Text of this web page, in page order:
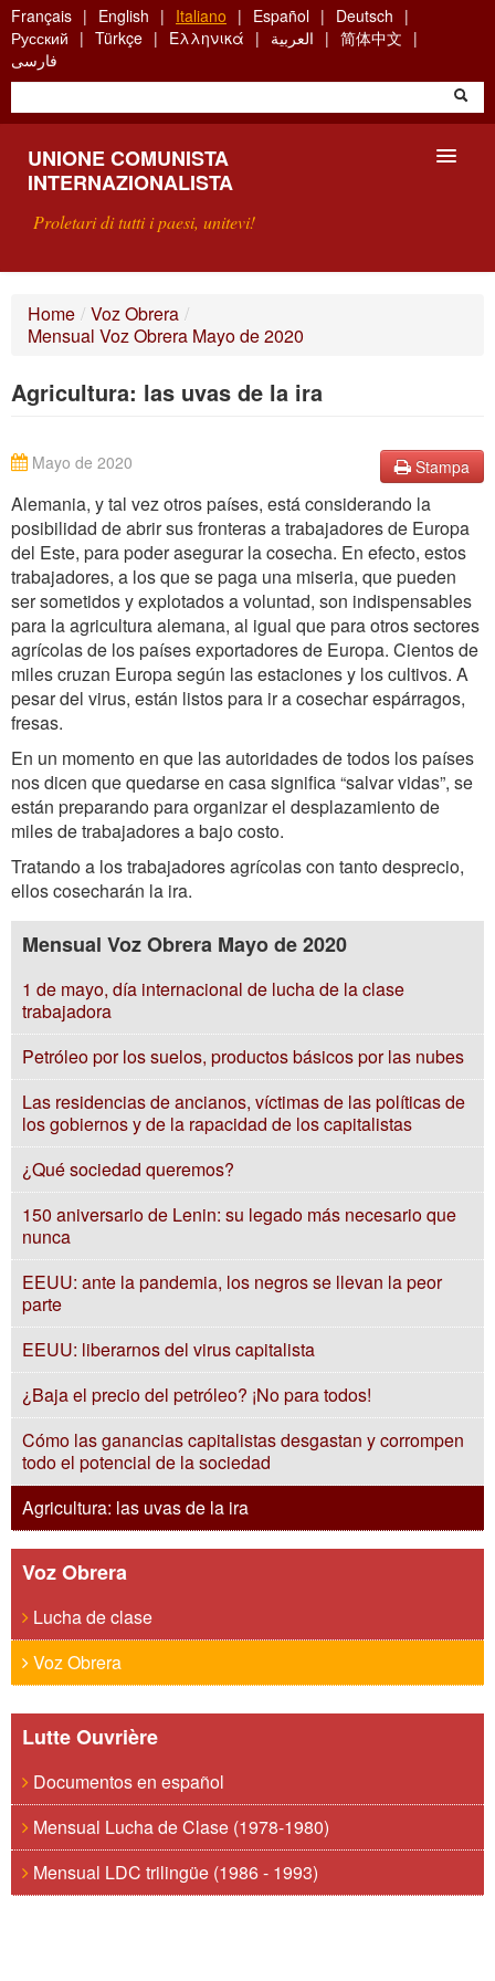
Skip
to
main
content
Français English Italiano Español
Deutsch
Русский
Türkçe Ελληνικά العربية
简体中文
فارسی
UNIONE COMUNISTA
INTERNAZIONALISTA
Proletari di tutti i paesi, unitevi!
COS'È L'UCI ?
RICERCA
Home / Voz Obrera /
Mensual Voz Obrera Mayo de 2020
Agricultura: las uvas de la ira
Stampa
Mayo de 2020
Alemania, y tal vez otros países, está considerando la
posibilidad de abrir sus fronteras a trabajadores de Europa
del Este, para poder asegurar la cosecha. En efecto, estos
trabajadores, a los que se paga una miseria, que pueden
ser sometidos y explotados a voluntad, son indispensables
para la agricultura alemana, al igual que para otros sectores
agrícolas de los países exportadores de Europa. Cientos de
miles cruzan Europa según las estaciones y los cultivos. A
pesar del virus, están listos para ir a cosechar espárragos,
fresas.
En un momento en que las autoridades de todos los países
nos dicen que quedarse en casa significa “salvar vidas”, se
están preparando para organizar el desplazamiento de
miles de trabajadores a bajo costo.
Tratando a los trabajadores agrícolas con tanto desprecio,
ellos cosecharán la ira.
Mensual Voz Obrera Mayo de 2020
1 de mayo, día internacional de lucha de la clase
trabajadora
Petróleo por los suelos, productos básicos por las nubes
Las residencias de ancianos, víctimas de las políticas de
los gobiernos y de la rapacidad de los capitalistas
¿Qué sociedad queremos?
150 aniversario de Lenin: su legado más necesario que
nunca
EEUU: ante la pandemia, los negros se llevan la peor
parte
EEUU: liberarnos del virus capitalista
¿Baja el precio del petróleo? ¡No para todos!
Cómo las ganancias capitalistas desgastan y corrompen
todo el potencial de la sociedad
Agricultura: las uvas de la ira
Voz Obrera
Lucha de clase
Voz Obrera
Lutte Ouvrière
Documentos en español
Mensual Lucha de Clase (1978-1980)
Mensual LDC trilingüe (1986 - 1993)